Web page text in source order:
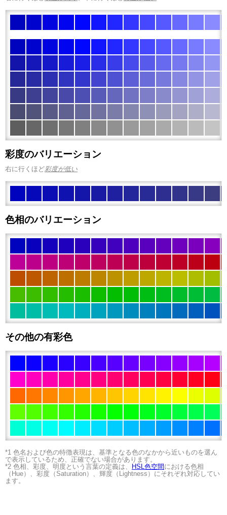
彩度のバリエーション
右に行くほど彩度が低い
色相のバリエーション
その他の有彩色
*1 色名および色の特徴表現は、基準となる色のなかから近いものを選ん
で表示しているため、正確でない場合があります。
*2 色相、彩度、明度という言葉の定義は、
HSL色空間 における色相
（Hue）、彩度（Saturation）、輝度（Lightness）にそれぞれ対応してい
ます。